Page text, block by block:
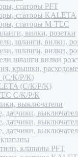
статоры PFT
статоры KALETA
статоры M-TEC
вилки, розетки
шланги, вилки,
шланги, вилки,
шланги вилки
крышки,
(С/К/Р/К)
(С/К/Р/К)
С/К/Р/К
выключатели
датчики,
датчики,
датчики,
клапаны PFT